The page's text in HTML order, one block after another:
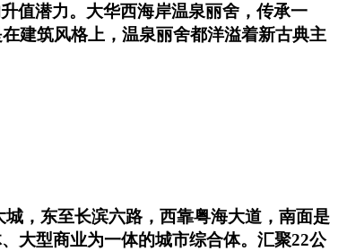
值潜力。大华西海岸温泉丽舍，传承一
建筑风格上，温泉丽舍都洋溢着新古典主
，东至长滨六路，西靠粤海大道，南面是
大型商业为一体的城市综合体。汇聚22公